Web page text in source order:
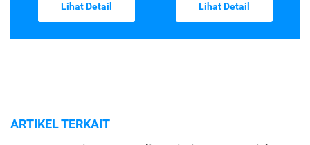
Lihat Detail Lihat Detail
ARTIKEL TERKAIT